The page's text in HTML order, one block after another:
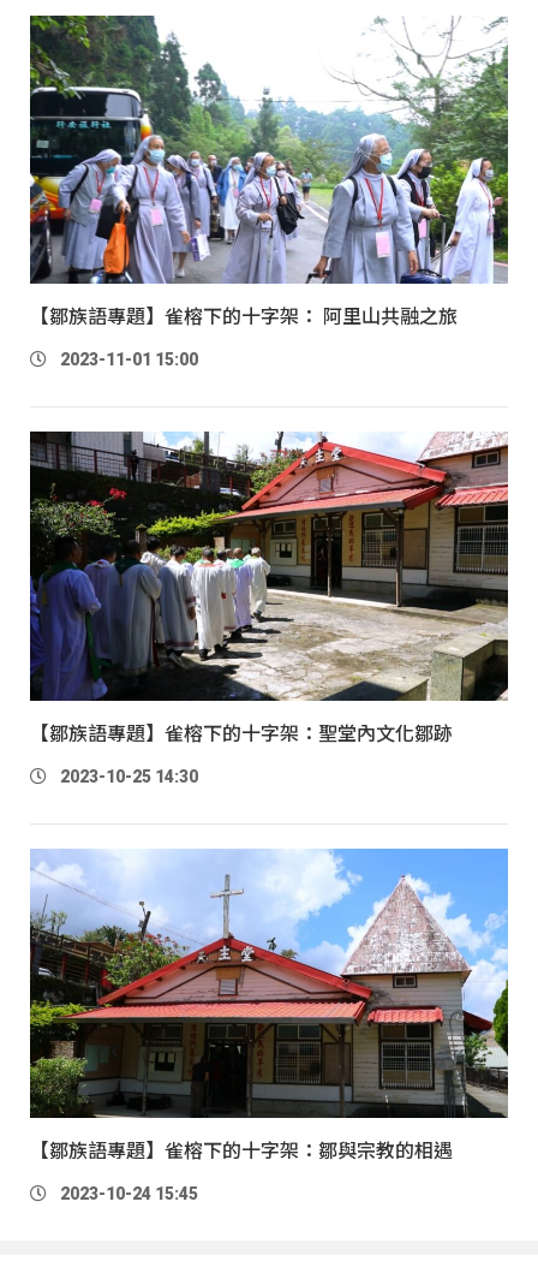
【鄒族語專題】雀榕下的十字架： 阿里山共融之旅
2023-11-01 15:00
【鄒族語專題】雀榕下的十字架：聖堂內文化鄒跡
2023-10-25 14:30
【鄒族語專題】雀榕下的十字架：鄒與宗教的相遇
2023-10-24 15:45